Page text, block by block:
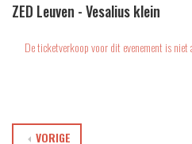
ZED Leuven - Vesalius klein
De ticketverkoop voor dit evenement is niet
VORIGE